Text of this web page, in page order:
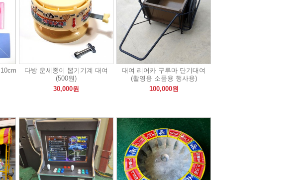
다방 운세종이 뽑기기계 대여
(500원)
30,000원
대여 리어카 구루마 단기대여
(촬영용 소품용 행사용)
100,000원